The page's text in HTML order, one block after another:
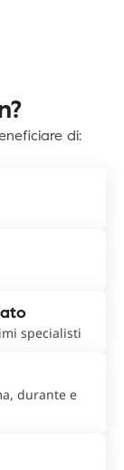
di:
specialisti
durante e